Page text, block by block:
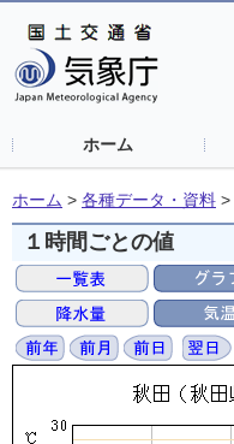
ホーム
ホーム > 各種データ・資料 >
１時間ごとの値